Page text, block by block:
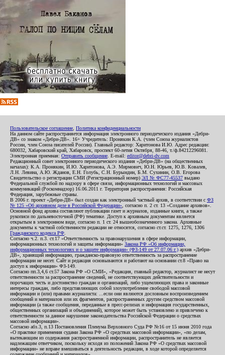
Пользовательское соглашение Политика конфиденциальности
На данном сайте распространяется информация электронного периодического издания «Дебри-
ДВ» со знаком «Дебри-ДВ». 16+ Учредитель: Пронякин К.А. (член Союза журналистов
России, член Союза писателей России). Главный редактор: Харитонова И.Ю. Адрес редакции:
680032, Хабаровский край, Хабаровск, проспект 60-летия Октября, 88-46, т./ф.84212296081.
Электронная приемная: Отправить сообщение . E-mail: editor@debri-dv.com
Редакционный совет электронного периодического издания «Дебри-ДВ» (на общественных
началах): К.А. Пронякин, И.Ю. Харитонова, А.Э. Мирмович, Ю.Н. Юрьев, Ю.В. Ковалев,
Л.Н. Левина, А.Ю. Жданов, Е.Н. Голубь, С.Н. Бурындин, Б.М. Сухинин, О.В. Егорова
Свидетельство о регистрации СМИ (Регистрационный номер) ЭЛ № ФС77-45537 выдано
Федеральной службой по надзору в сфере связи, информационных технологий и массовых
коммуникаций (Роскомнадзор) 16.06.2011 г. Территория распространения: Российская
Федерация, зарубежные страны.
В 2006 г. проект «Дебри-ДВ» был создан как электронный частный архив, в соответствии с ФЗ
№ 125 «Об архивном деле в Российской Федерации» , согласно п. 2 ст. 13 «Создание архивов».
Основной фонд архива составляют публикации газет и журналов, изданные книги, а также
рукописи по дальневосточной (РФ) тематике. Доступ к архивным документам является
открытым в электронном виде, согласно п. 1 ст. 24 вышеобозначенного закона. Архивные
документы к частной собственности редакции не относятся, согласно ст.ст. 1275, 1276, 1306
Гражданского кодекса РФ
Согласно ч.2. п.3. ст.17 «Ответственность за правонарушения в сфере информации,
информационных технологий и защиты информации» Закона РФ «Об информации,
информационных технологиях и о защите информации» (ФЗ-149 от 27.07.06 г.) архив «Дебри-
ДВ», хранящий информацию, гражданско-правовую ответственность за распространение
информации не несет. Сайт и редакция основываются и работают на основании ст.8 «Право на
доступ к информации» ФЗ-149.
Согласно пп.3,4,6 ст.57 Закона РФ «О СМИ», «Редакция, главный редактор, журналист не несут
ответственности за распространение сведений, не соответствующих действительности и
порочащих честь и достоинство граждан и организаций, либо ущемляющих права и законные
интересы граждан, либо представляющих собой злоупотребление свободой массовой
информации и (или) правами журналиста: ...если они являются дословным воспроизведением
сообщений и материалов или их фрагментов, распространенных другим средством массовой
информации (а также сообщения, переданные в пресс-релизах и информация государственных,
общественных организаций и объединений), которое может быть установлено и привлечено к
ответственности за данное нарушение законодательства Российской Федерации о средствах
массовой информации».
Согласно абз.3, п.13 Постановления Пленума Верховного Суда РФ №16 от 15 июня 2010 года
«О практике применения судами Закона РФ «О средствах массовой информации», «по делам,
вытекающим из содержания распространенной информации, распространитель не является
надлежащим ответчиком, поскольку исходя из положений Закона РФ «О средствах массовой
информации» не вправе вмешиваться в деятельность редакции, в ходе которой определяется